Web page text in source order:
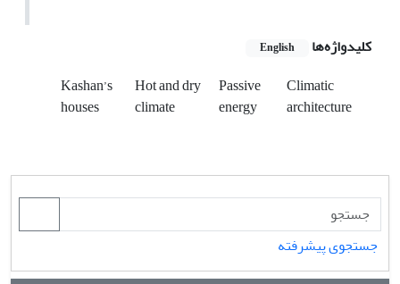
کلیدواژه‌ها English
Kashan’s
houses
Hot and dry
climate
Passive
energy
Climatic
architecture
جستجوی پیشرفته